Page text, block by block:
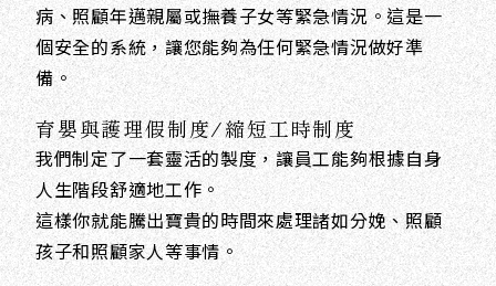
病、照顧年邁親屬或撫養子女等緊急情況。這是一
個安全的系統，讓您能夠為任何緊急情況做好準
備。
育嬰與護理假制度/縮短工時制度
我們制定了一套靈活的製度，讓員工能夠根據自身
人生階段舒適地工作。
這樣你就能騰出寶貴的時間來處理諸如分娩、照顧
孩子和照顧家人等事情。